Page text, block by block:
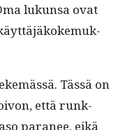
lukun­sa ovat
Tässä on
että runk­
para­nee, eikä